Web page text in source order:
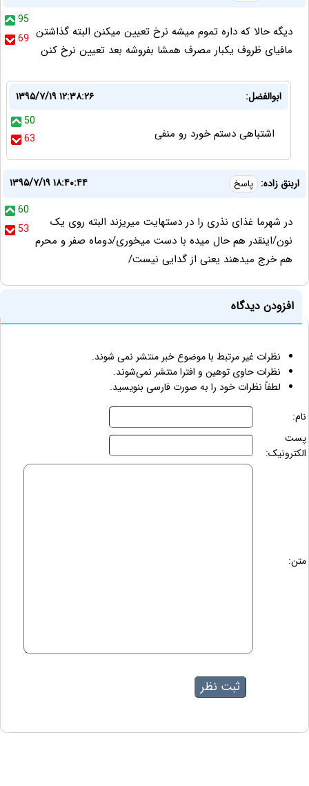
95
69 دیگه حالا که داره تموم میشه نرخ تعیین میکنن البته گذاشتن
مافیای ظروف یکبار مصرف همشا بفروشه بعد تعیین نرخ کنن
ابوالفضل:
۱۳۹۵/۷/۱۹ ۱۲:۳۸:۲۶
50
63
اشتباهی دستم خورد رو منفی
اربنق زاده: پاسخ
۱۳۹۵/۷/۱۹ ۱۸:۴۰:۴۴
60
53
در شهرما غذای نذری را در دستهایت میریزند البته روی یک
نون/اینقدر هم حال میده با دست میخوری/دوماه صفر و محرم
هم خرج میدهند یعنی از گدایی نیست/
افزودن دیدگاه
نظرات غیر مرتبط با موضوع خبر منتشر نمی شوند.
نظرات حاوی توهین و افترا منتشر نمی‌شوند.
لطفاً نظرات خود را به صورت فارسی بنویسید.
نام:
پست
الکترونیک:
متن: